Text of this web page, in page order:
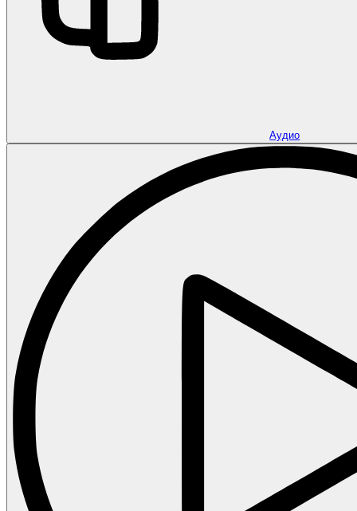
Аудио